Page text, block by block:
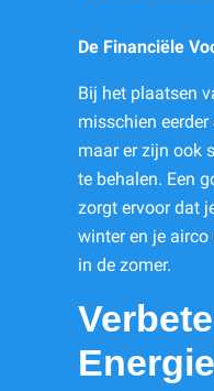
De Financiële
Bij het plaatsen
misschien
maar er zijn ook
te behalen. Een
zorgt ervoor dat
winter en je
in de zomer.